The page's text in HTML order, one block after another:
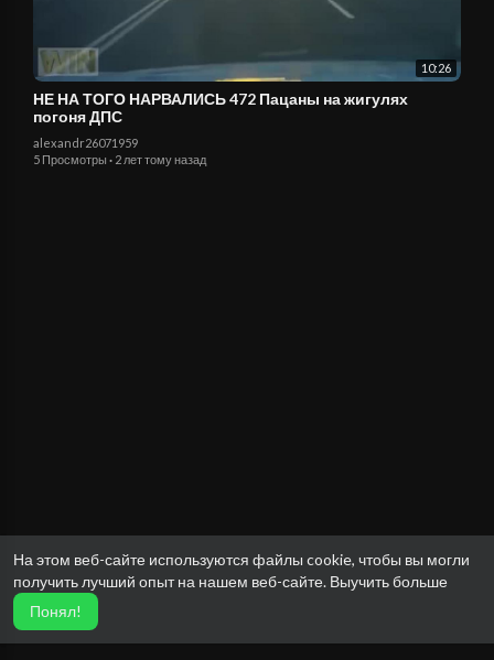
На этом веб-сайте используются файлы cookie, чтобы вы могли
получить лучший опыт на нашем веб-сайте. Выучить больше
Понял!
10:26
НЕ НА ТОГО НАРВАЛИСЬ 472 Пацаны на жигулях
погоня ДПС
alexandr26071959
5 Просмотры · 2 лет тому назад